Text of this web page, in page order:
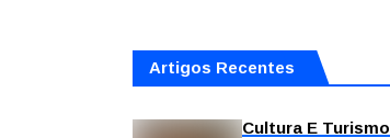
Artigos Recentes
Cultura E Turismo